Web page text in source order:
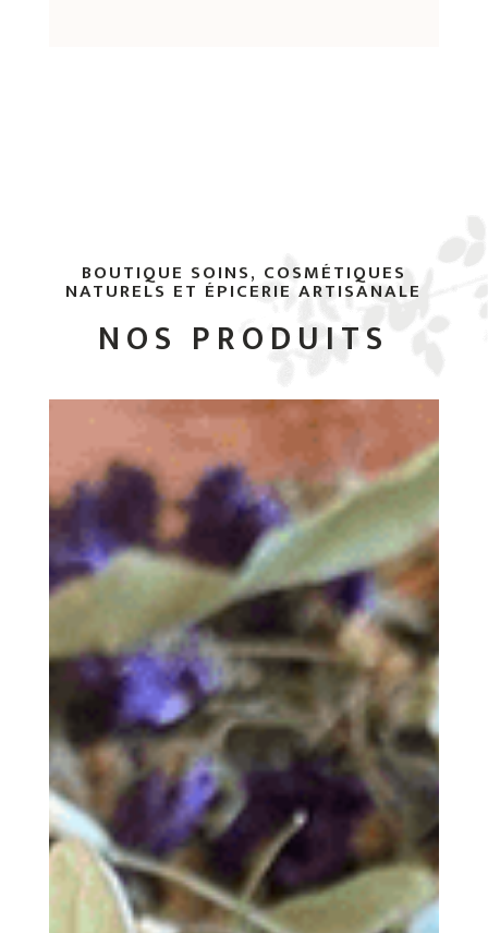
BOUTIQUE SOINS, COSMÉTIQUES
NATURELS ET ÉPICERIE ARTISANALE
NOS PRODUITS